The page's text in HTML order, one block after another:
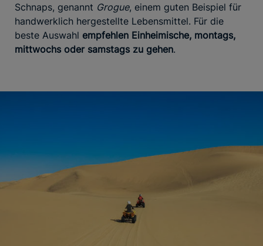
Schnaps, genannt Grogue, einem guten Beispiel für
handwerklich hergestellte Lebensmittel. Für die
beste Auswahl empfehlen Einheimische, montags,
mittwochs oder samstags zu gehen.